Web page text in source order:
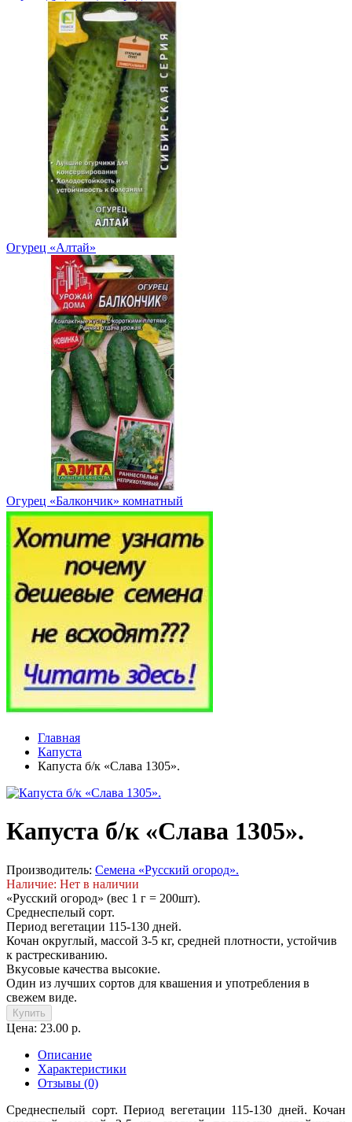
Огурец «Алтай»
Огурец «Балкончик» комнатный
Главная
Капуста
Капуста б/к «Слава 1305».
Капуста б/к «Слава 1305».
Производитель: Семена «Русский огород».
Наличие: Нет в наличии
«Русский огород» (вес 1 г = 200шт).
Среднеспелый сорт.
Период вегетации 115-130 дней.
Кочан округлый, массой 3-5 кг, средней плотности, устойчив
к растрескиванию.
Вкусовые качества высокие.
Один из лучших сортов для квашения и употребления в
свежем виде.
Купить
Цена: 23.00 р.
Описание
Характеристики
Отзывы (0)
Среднеспелый сорт. Период вегетации 115-130 дней. Кочан